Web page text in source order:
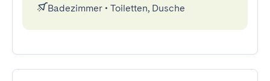
Badezimmer • Toiletten, Dusche